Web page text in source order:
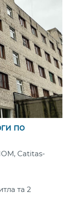
по
Catitas-
та 2